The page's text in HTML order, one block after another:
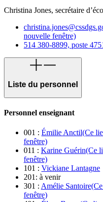
Christina Jones, secrétaire
nouvelle fenêtre)
514 380-8899, poste
Liste du personnel
Personnel enseignant
001 : Émilie Anctil(Ce
fenêtre)
011 : Karine Guérin(Ce
fenêtre)
101 : Vickiane Lantagne
201: à venir
301 : Amélie Santoire
fenêtre)